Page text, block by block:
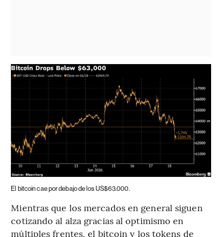
El bitcoin cae por debajo de los US$63.000.
Mientras que los mercados en general siguen
cotizando al alza gracias al optimismo en
múltiples frentes, el bitcoin y los tokens de